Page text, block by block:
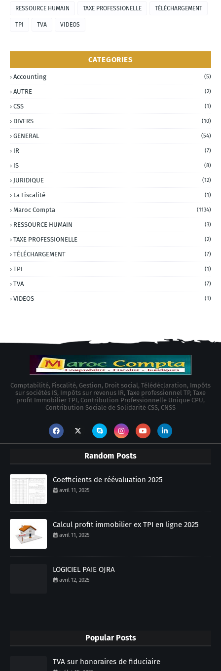
RESSOURCE HUMAIN TAXE PROFESSIONELLE TÉLÉCHARGEMENT
TPI TVA VIDEOS
CATEGORIES
Accounting (5)
AUTRE (2)
CSS (1)
DIVERS (10)
GENERAL (54)
IR (7)
IS (8)
JURIDIQUE (12)
La Fiscalité (1)
Maroc Compta (1134)
RESSOURCE HUMAIN (3)
TAXE PROFESSIONELLE (2)
TÉLÉCHARGEMENT (7)
TPI (1)
TVA (7)
VIDEOS (1)
Comptabilité, Fiscalité, Gestion, Droit social, Télédéclaration, Impôts
sur sociétés IS, Impôts sur revenus IR, Taxe professionnel TP, Taxe
profit Immobilier TPI, Contribution Professionnelle Unique CPU,
Contribution Sociale de Solidarité CSS, CNSS
Random Posts
Coefficients de réévaluation 2025
avril 11, 2025
Calcul profit immobilier ex TPI en ligne 2025
avril 11, 2025
LOGICIEL PAIE OJRA
avril 12, 2025
Popular Posts
TVA sur honoraires de fiduciaire